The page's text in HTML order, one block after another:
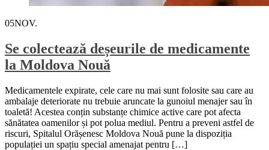
05NOV.
Se colectează deșeurile de medicamente
la Moldova Nouă
Medicamentele expirate, cele care nu mai sunt folosite sau care au
ambalaje deteriorate nu trebuie aruncate la gunoiul menajer sau în
toaletă! Acestea conțin substanțe chimice active care pot afecta
sănătatea oamenilor și pot polua mediul. Pentru a preveni astfel de
riscuri, Spitalul Orășenesc Moldova Nouă pune la dispoziția
populației un spațiu special amenajat pentru […]